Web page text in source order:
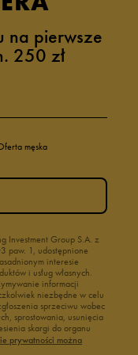
na pierwsze
250 zł
męska
Investment Group S.A. z
paw. 1, udostępnione
interesie
i usług własnych.
informacji
niezbędne w celu
sprzeciwu wobec
sprostowania, usunięcia
skargi do organu
prywatności można